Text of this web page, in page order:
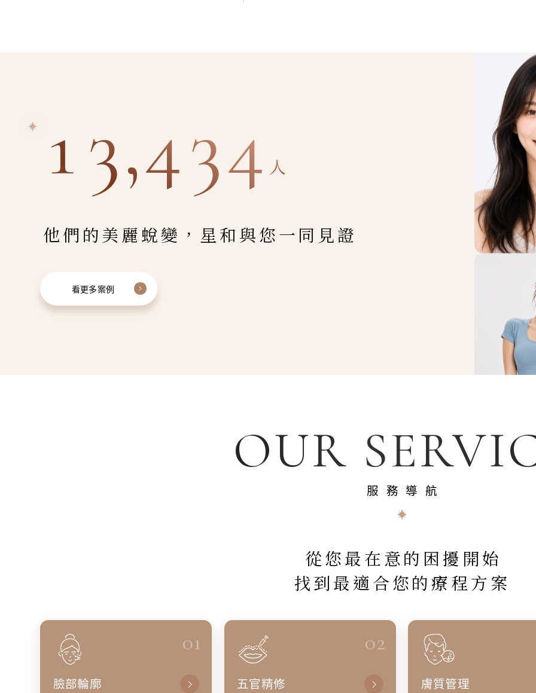
13,434 人
他們的美麗蛻變，星和與您一同見證
看更多案例
OUR
服務導航
從您最在意的困擾開始
找到最適合您的療程方案
01
臉部輪廓
02
五官精修 膚質管理